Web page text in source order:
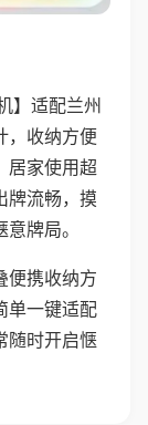
】适配兰州
，收纳方便
居家使用超
牌流畅，摸
牌局。
便携收纳方
单一键适配
随时开启惬